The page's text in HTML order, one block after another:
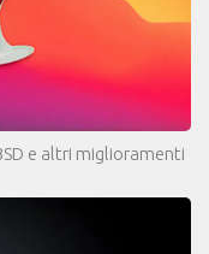
e altri miglioramenti